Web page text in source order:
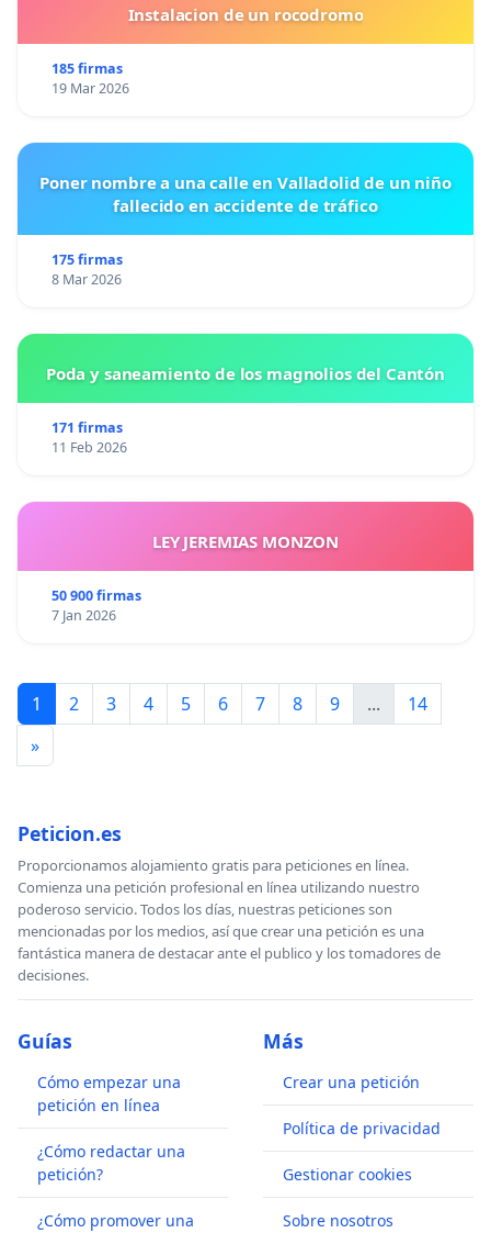
Instalacion de un rocodromo
185 firmas
19 Mar 2026
Poner nombre a una calle en Valladolid de un niño
fallecido en accidente de tráfico
175 firmas
8 Mar 2026
Poda y saneamiento de los magnolios del Cantón
171 firmas
11 Feb 2026
LEY JEREMIAS MONZON
50 900 firmas
7 Jan 2026
1 2 3 4 5 6 7 8 9 ...
14
»
Peticion.es
Proporcionamos alojamiento gratis para peticiones en línea.
Comienza una petición profesional en línea utilizando nuestro
poderoso servicio. Todos los días, nuestras peticiones son
mencionadas por los medios, así que crear una petición es una
fantástica manera de destacar ante el publico y los tomadores de
decisiones.
Guías
Cómo empezar una
petición en línea
¿Cómo redactar una
petición?
¿Cómo promover una
Más
Crear una petición
Política de privacidad
Gestionar cookies
Sobre nosotros